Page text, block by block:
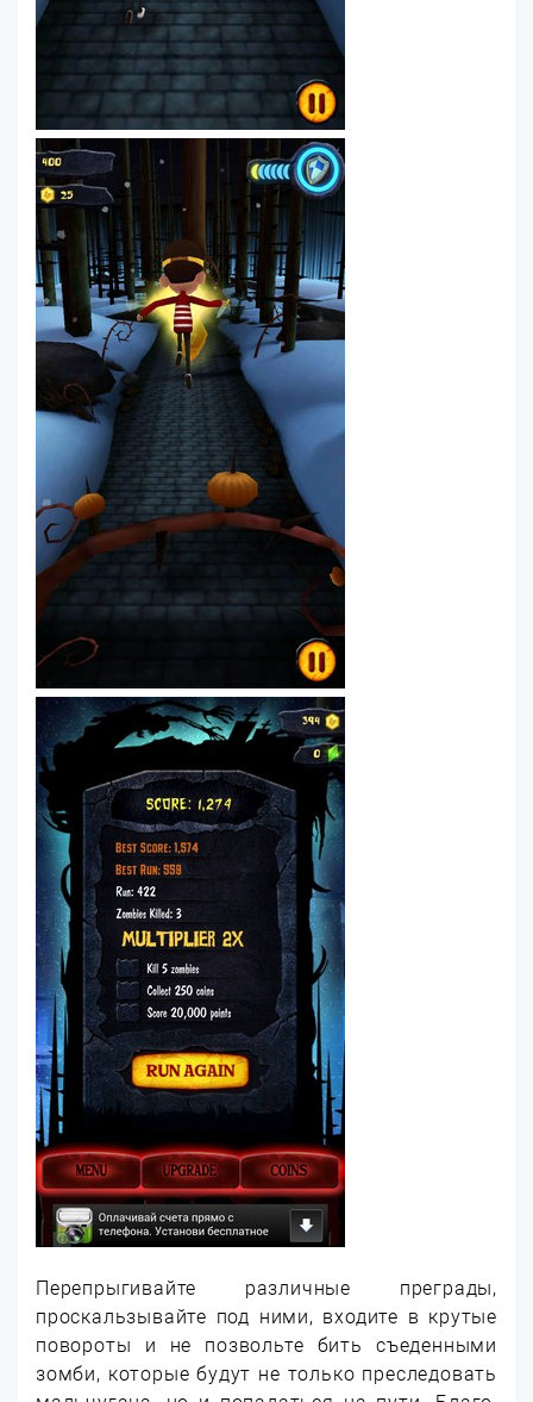
Перепрыгивайте различные преграды,
проскальзывайте под ними, входите в крутые
повороты и не позвольте бить съеденными
зомби, которые будут не только преследовать